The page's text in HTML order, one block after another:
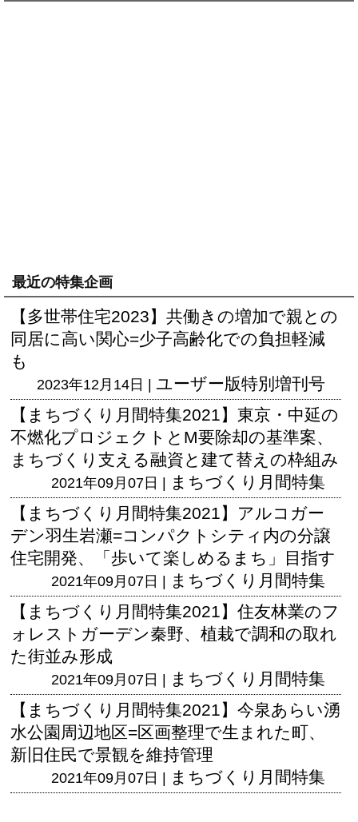
最近の特集企画
【多世帯住宅2023】共働きの増加で親との
同居に高い関心=少子高齢化での負担軽減
も
2023年12月14日 | ユーザー版特別増刊号
【まちづくり月間特集2021】東京・中延の
不燃化プロジェクトとM要除却の基準案、
まちづくり支える融資と建て替えの枠組み
2021年09月07日 | まちづくり月間特集
【まちづくり月間特集2021】アルコガー
デン羽生岩瀬=コンパクトシティ内の分譲
住宅開発、「歩いて楽しめるまち」目指す
2021年09月07日 | まちづくり月間特集
【まちづくり月間特集2021】住友林業のフ
ォレストガーデン秦野、植栽で調和の取れ
た街並み形成
2021年09月07日 | まちづくり月間特集
【まちづくり月間特集2021】今泉あらい湧
水公園周辺地区=区画整理で生まれた町、
新旧住民で景観を維持管理
2021年09月07日 | まちづくり月間特集